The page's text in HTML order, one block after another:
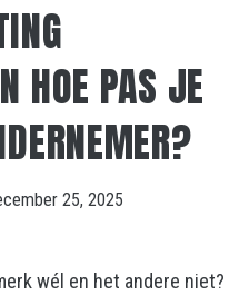
HOE PAS JE
25, 2025
wél en het andere niet?